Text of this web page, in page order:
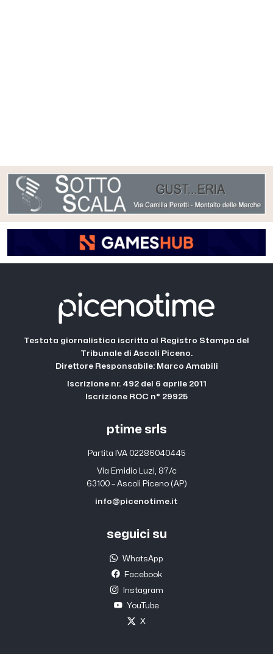
Testata giornalistica iscritta al Registro Stampa del
Tribunale di Ascoli Piceno.
Direttore Responsabile: Marco Amabili
Iscrizione nr. 492 del 6 aprile 2011
Iscrizione ROC n° 29925
ptime srls
Partita IVA 02286040445
Via Emidio Luzi, 87/c
63100 – Ascoli Piceno (AP)
info@picenotime.it
seguici su
WhatsApp
Facebook
Instagram
YouTube
X